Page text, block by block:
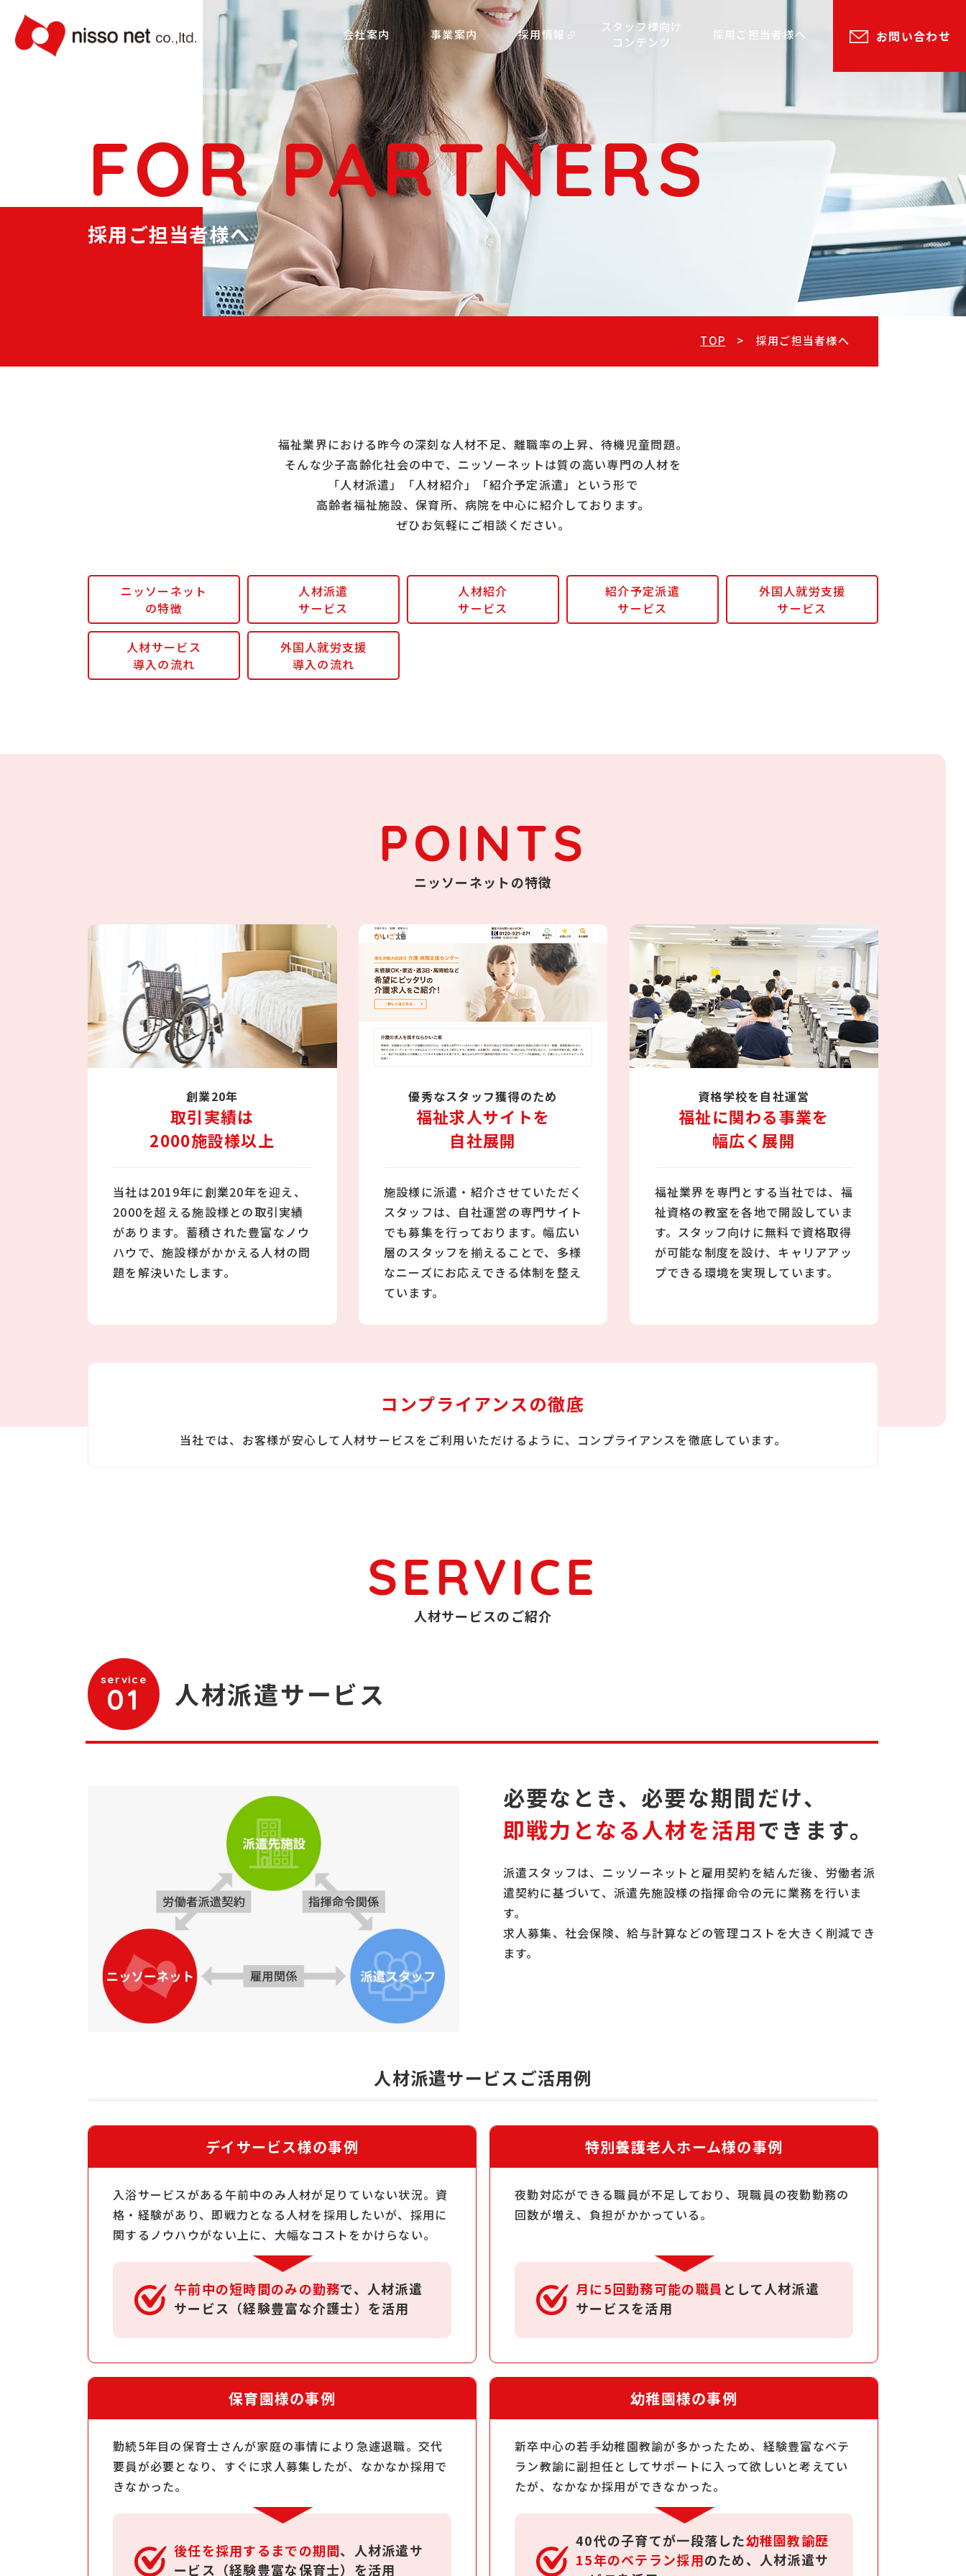
会社案内 事業案内 採用情報
スタッフ様向け
コンテンツ
採用ご担当者様へ お問い合わせ
FOR PARTNERS
採用ご担当者様へ
TOP 採用ご担当者様へ
福祉業界における昨今の深刻な人材不足、離職率の上昇、待機児童問題。
そんな少子高齢化社会の中で、ニッソーネットは質の高い専門の人材を
「人材派遣」「人材紹介」「紹介予定派遣」という形で
高齢者福祉施設、保育所、病院を中心に紹介しております。
ぜひお気軽にご相談ください。
ニッソーネット
の特徴
人材派遣
サービス
人材紹介
サービス
紹介予定派遣
サービス
外国人就労支援
サービス
人材サービス
導入の流れ
外国人就労支援
導入の流れ
POINTS
ニッソーネットの特徴
創業20年
取引実績は
2000施設様以上
当社は2019年に創業20年を迎え、
2000を超える施設様との取引実績
があります。蓄積された豊富なノウ
ハウで、施設様がかかえる人材の問
題を解決いたします。
優秀なスタッフ獲得のため
福祉求人サイトを
自社展開
施設様に派遣・紹介させていただく
スタッフは、自社運営の専門サイト
でも募集を行っております。幅広い
層のスタッフを揃えることで、多様
なニーズにお応えできる体制を整え
ています。
資格学校を自社運営
福祉に関わる事業を
幅広く展開
福祉業界を専門とする当社では、福
祉資格の教室を各地で開設していま
す。スタッフ向けに無料で資格取得
が可能な制度を設け、キャリアアッ
プできる環境を実現しています。
コンプライアンスの徹底
当社では、お客様が安心して人材サービスをご利用いただけるように、コンプライアンスを徹底しています。
SERVICE
人材サービスのご紹介
service
01 人材派遣サービス
必要なとき、必要な期間だけ、
即戦力となる人材を活用できます。
派遣スタッフは、ニッソーネットと雇用契約を結んだ後、労働者派
遣契約に基づいて、派遣先施設様の指揮命令の元に業務を行いま
す。
求人募集、社会保険、給与計算などの管理コストを大きく削減でき
ます。
人材派遣サービスご活用例
デイサービス様の事例
入浴サービスがある午前中のみ人材が足りていない状況。資
格・経験があり、即戦力となる人材を採用したいが、採用に
関するノウハウがない上に、大幅なコストをかけらない。
午前中の短時間のみの勤務で、人材派遣
サービス（経験豊富な介護士）を活用
特別養護老人ホーム様の事例
夜勤対応ができる職員が不足しており、現職員の夜勤勤務の
回数が増え、負担がかかっている。
月に5回勤務可能の職員 として人材派遣
サービスを活用
保育園様の事例
勤続5年目の保育士さんが家庭の事情により急遽退職。交代
要員が必要となり、すぐに求人募集したが、なかなか採用で
きなかった。
後任を採用するまでの期間、人材派遣サ
ービス（経験豊富な保育士）を活用
幼稚園様の事例
新卒中心の若手幼稚園教諭が多かったため、経験豊富なベテ
ラン教諭に副担任としてサポートに入って欲しいと考えてい
たが、なかなか採用ができなかった。
40代の子育てが一段落した幼稚園教諭歴
15年のベテラン採用のため、人材派遣サ